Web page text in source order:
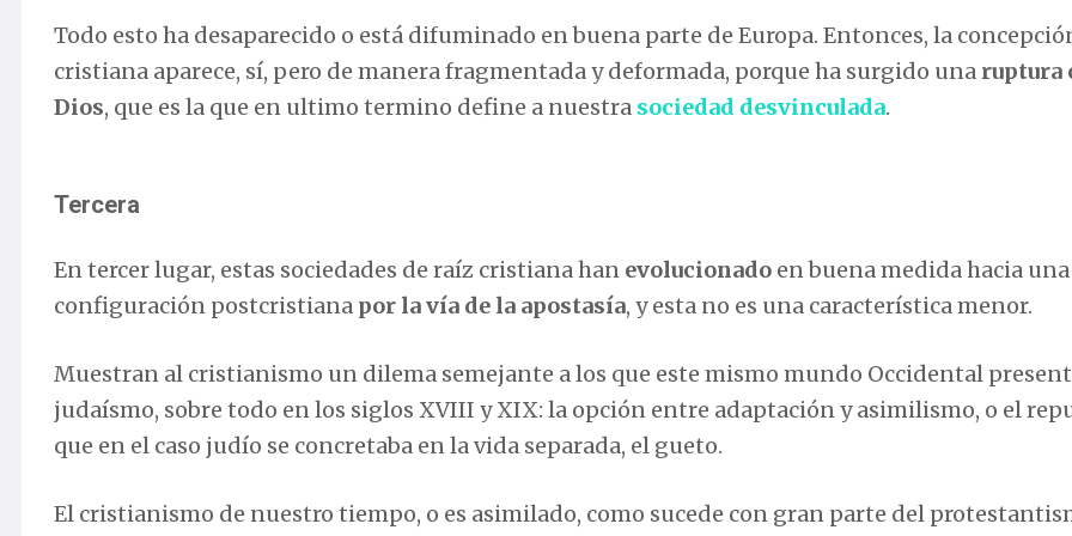
Todo esto ha desaparecido o está difuminado en buena parte de Europa. Entonces, la
cristiana aparece, sí, pero de manera fragmentada y deformada, porque ha surgido una ruptura
Dios, que es la que en ultimo termino define a nuestra sociedad desvinculada.
Tercera
En tercer lugar, estas sociedades de raíz cristiana han evolucionado en buena medida hacia una
configuración postcristiana por la vía de la apostasía, y esta no es una característica menor.
Muestran al cristianismo un dilema semejante a los que este mismo mundo Occidental
judaísmo, sobre todo en los siglos XVIII y XIX: la opción entre adaptación y asimilismo, o el
que en el caso judío se concretaba en la vida separada, el gueto.
El cristianismo de nuestro tiempo, o es asimilado, como sucede con gran parte del